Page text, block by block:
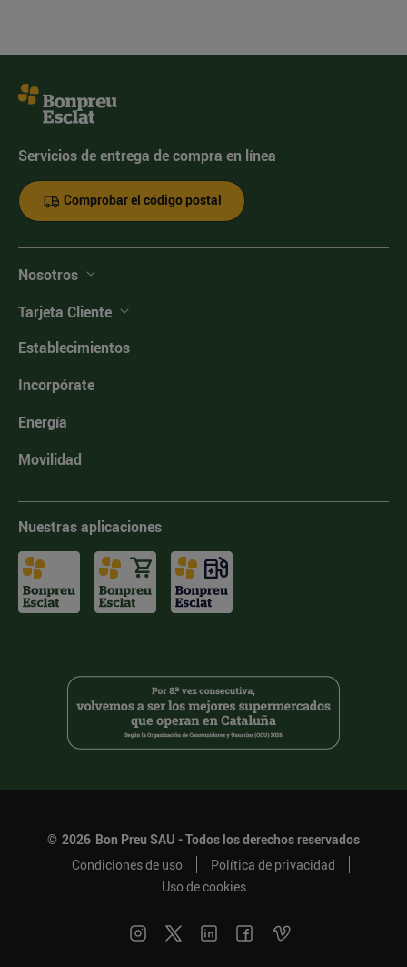
Servicios de entrega de compra en línea
Comprobar el código postal
Nosotros
Tarjeta Cliente
Establecimientos
Incorpórate
Energía
Movilidad
Nuestras aplicaciones
© 2026 Bon Preu SAU - Todos los derechos reservados
Condiciones de uso
Política de privacidad
Uso de cookies